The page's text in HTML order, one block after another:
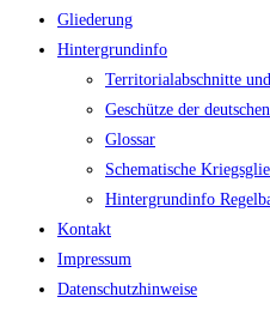
Gliederung
Hintergrundinfo
Territorialabschnitte
Geschütze der
Glossar
Schematische
Hintergrundinfo
Kontakt
Impressum
Datenschutzhinweise